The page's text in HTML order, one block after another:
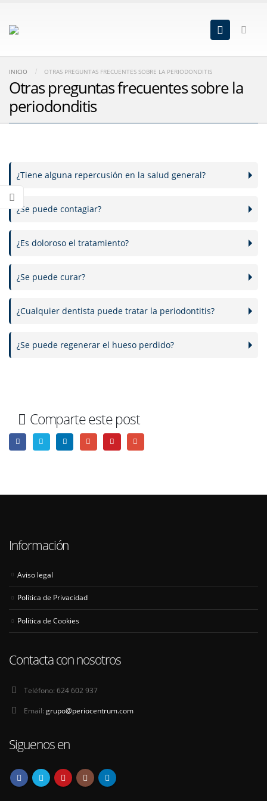
INICIO OTRAS PREGUNTAS FRECUENTES SOBRE LA PERIODONDITIS
Otras preguntas frecuentes sobre la
periodonditis
¿Tiene alguna repercusión en la salud general?
¿Se puede contagiar?
¿Es doloroso el tratamiento?
¿Se puede curar?
¿Cualquier dentista puede tratar la periodontitis?
¿Se puede regenerar el hueso perdido?
Comparte este post
Información
Aviso legal
Política de Privacidad
Política de Cookies
Contacta con nosotros
Teléfono: 624 602 937
Email: grupo@periocentrum.com
Siguenos en